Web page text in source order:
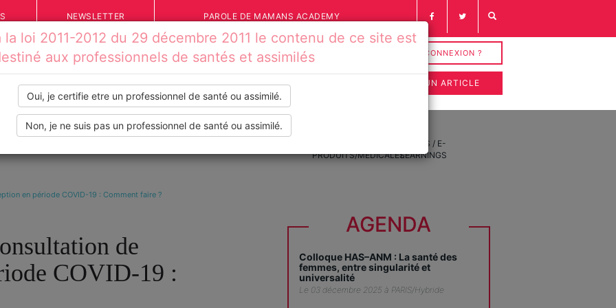
NEWSLETTER PAROLE DE MAMANS ACADEMY
INSCRIPTION / CONNEXION ?
SOUMETTRE UN ARTICLE
PRODUITS/MÉDICALES
VIDÉOS / E-
LEARNINGS
en période COVID-19 : Comment faire ?
de
COVID-19 :
AGENDA
Colloque HAS–ANM : La santé des
femmes, entre singularité et
universalité
Le 03 décembre 2025 à PARIS/Hybride
loi 2011-2012 du 29 décembre 2011 le contenu de ce site est
aux professionnels de santés et assimilés
Oui, je certifie etre un professionnel de santé ou assimilé.
Non, je ne suis pas un professionnel de santé ou assimilé.